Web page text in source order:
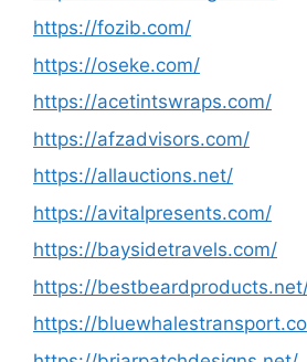
https://fozib.com/
https://oseke.com/
https://acetintswraps.com/
https://afzadvisors.com/
https://allauctions.net/
https://avitalpresents.com/
https://baysidetravels.com/
https://
https://